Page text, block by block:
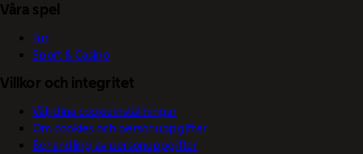
Våra spel
Tur
Sport & Casino
Villkor och integritet
Välj dina cookieinställningar
Om cookies och personuppgifter
Behandling av personuppgifter